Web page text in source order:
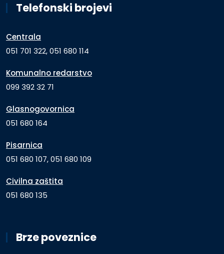
Telefonski brojevi
Centrala
051 701 322, 051 680 114
Komunalno redarstvo
099 392 32 71
Glasnogovornica
051 680 164
Pisarnica
051 680 107, 051 680 109
Civilna zaštita
051 680 135
Brze poveznice